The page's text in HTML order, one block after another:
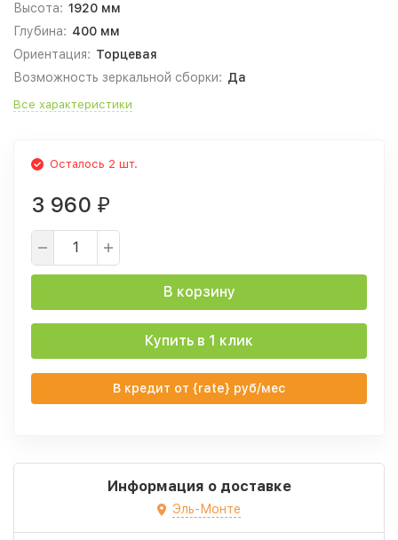
Высота: 1920 мм
Глубина: 400 мм
Ориентация: Торцевая
Возможность зеркальной сборки: Да
Все характеристики
Осталось 2 шт.
3 960 ₽
В корзину
Купить в 1 клик
В кредит от {rate} руб/мес
Информация о доставке
Эль-Монте